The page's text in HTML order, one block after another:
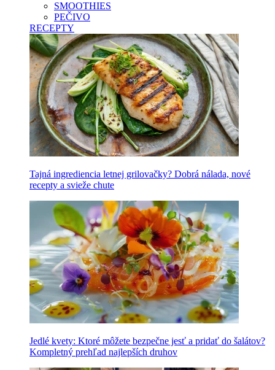
SMOOTHIES
PEČIVO
RECEPTY
Tajná ingrediencia letnej grilovačky? Dobrá nálada, nové
recepty a svieže chute
Jedlé kvety: Ktoré môžete bezpečne jesť a pridať do šalátov?
Kompletný prehľad najlepších druhov